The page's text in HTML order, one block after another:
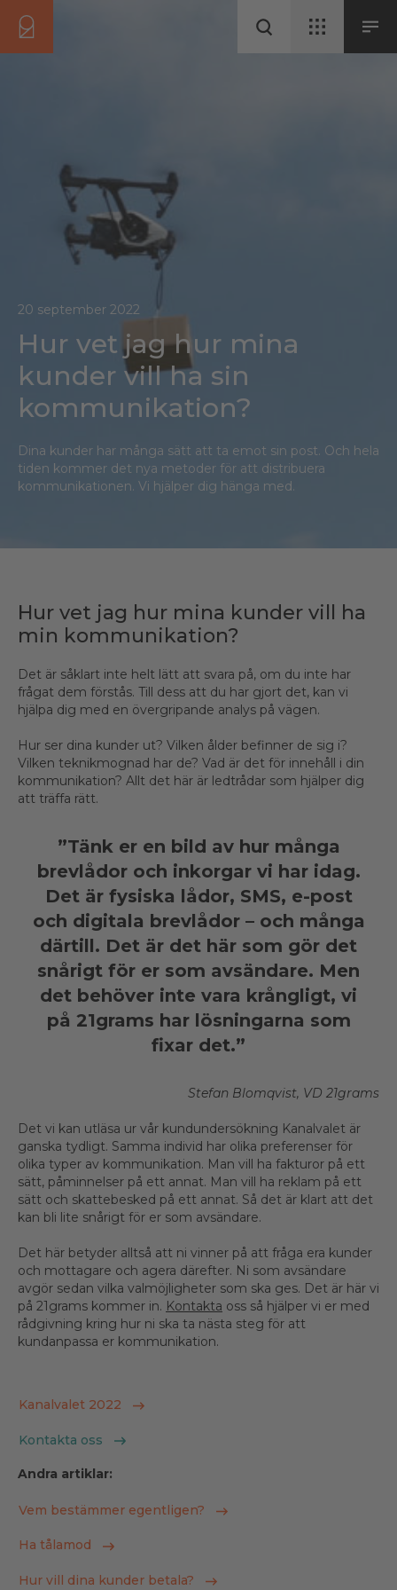
20 september 2022
Hur vet jag hur mina
kunder vill ha sin
kommunikation?
Dina kunder har många sätt att ta emot sin post. Och hela
tiden kommer det nya metoder för att distribuera
kommunikationen. Vi hjälper dig hänga med.
Hur vet jag hur mina kunder vill ha
min kommunikation?
Det är såklart inte helt lätt att svara på, om du inte har
frågat dem förstås. Till dess att du har gjort det, kan vi
hjälpa dig med en övergripande analys på vägen.
Hur ser dina kunder ut? Vilken ålder befinner de sig i?
Vilken teknikmognad har de? Vad är det för innehåll i din
kommunikation? Allt det här är ledtrådar som hjälper dig
att träffa rätt.
”Tänk er en bild av hur många
brevlådor och inkorgar vi har idag.
Det är fysiska lådor, SMS, e-post
och digitala brevlådor – och många
därtill. Det är det här som gör det
snårigt för er som avsändare. Men
det behöver inte vara krångligt, vi
på 21grams har lösningarna som
fixar det.”
Stefan Blomqvist, VD 21grams
Det vi kan utläsa ur vår kundundersökning Kanalvalet är
ganska tydligt. Samma individ har olika preferenser för
olika typer av kommunikation. Man vill ha fakturor på ett
sätt, påminnelser på ett annat. Man vill ha reklam på ett
sätt och skattebesked på ett annat. Så det är klart att det
kan bli lite snårigt för er som avsändare.
Det här betyder alltså att ni vinner på att fråga era kunder
och mottagare och agera därefter. Ni som avsändare
avgör sedan vilka valmöjligheter som ska ges. Det är här vi
på 21grams kommer in. Kontakta oss så hjälper vi er med
rådgivning kring hur ni ska ta nästa steg för att
kundanpassa er kommunikation.
Kanalvalet 2022
Kontakta oss
Andra artiklar:
Vem bestämmer egentligen?
Ha tålamod
Hur vill dina kunder betala?